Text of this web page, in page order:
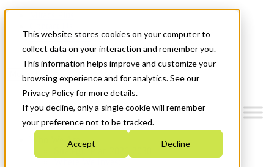
This website stores cookies on your computer to
collect data on your interaction and remember you.
This information helps improve and customize your
browsing experience and for analytics. See our
Privacy Policy for more details.
If you decline, only a single cookie will remember
your preference not to be tracked.
Accept Decline
News & Events
Get Started
Menu
Who We Are
Strategic Plan 2026-2030